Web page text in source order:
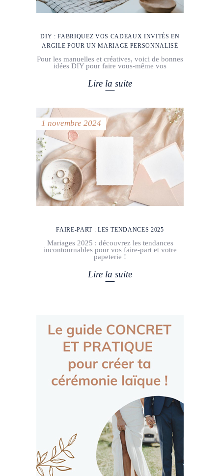
DIY : FABRIQUEZ VOS CADEAUX INVITÉS EN
ARGILE POUR UN MARIAGE PERSONNALISÉ
Pour les manuelles et créatives, voici de bonnes
idées DIY pour faire vous-même vos
Lire la suite
1 novembre 2024
FAIRE-PART : LES TENDANCES 2025
Mariages 2025 : découvrez les tendances
incontournables pour vos faire-part et votre
papeterie !
Lire la suite